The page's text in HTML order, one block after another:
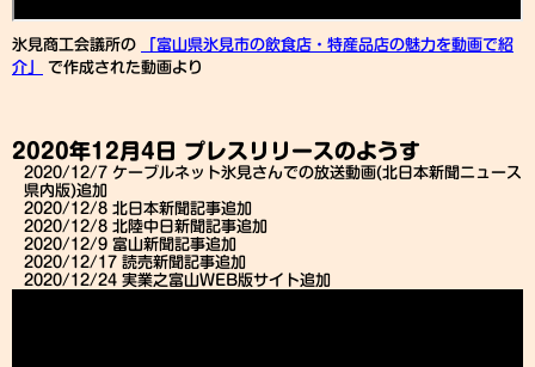
氷見商工会議所の
「富山県氷見市の飲食店・特産品店の魅力を動画で紹
介」
で作成された動画より
2020年12月4日 プレスリリースのようす
2020/12/7 ケーブルネット氷見さんでの放送動画(北日本新聞ニュース
県内版)追加
2020/12/8 北日本新聞記事追加
2020/12/8 北陸中日新聞記事追加
2020/12/9 富山新聞記事追加
2020/12/17 読売新聞記事追加
2020/12/24 実業之富山WEB版サイト追加